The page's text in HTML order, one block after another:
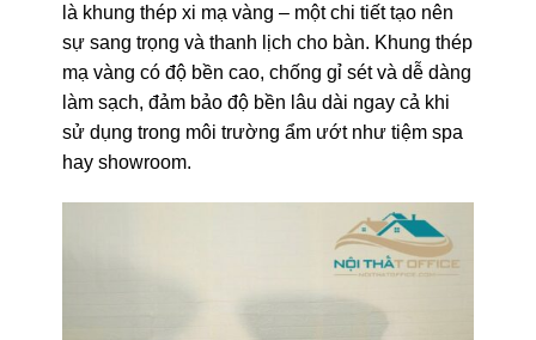
là khung thép xi mạ vàng – một chi tiết tạo nên
sự sang trọng và thanh lịch cho bàn. Khung thép
mạ vàng có độ bền cao, chống gỉ sét và dễ dàng
làm sạch, đảm bảo độ bền lâu dài ngay cả khi
sử dụng trong môi trường ẩm ướt như tiệm spa
hay showroom.